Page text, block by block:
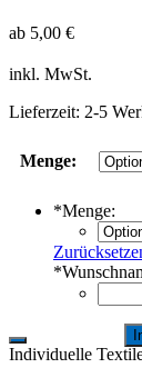
ab 5,00 €
inkl. MwSt.
Lieferzeit: 2-5
Menge:
*Menge:
*
Individuelle